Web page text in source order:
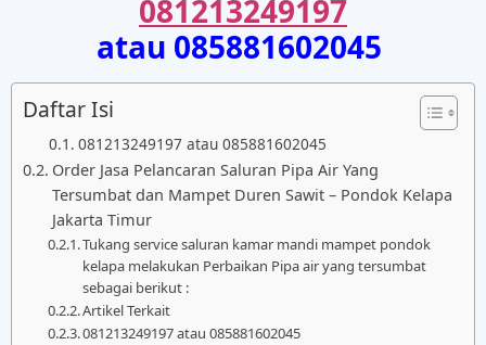
081213249197
atau 085881602045
Daftar Isi
081213249197 atau 085881602045
Order Jasa Pelancaran Saluran Pipa Air Yang
Tersumbat dan Mampet Duren Sawit – Pondok Kelapa
Jakarta Timur
Tukang service saluran kamar mandi mampet pondok
kelapa melakukan Perbaikan Pipa air yang tersumbat
sebagai berikut :
Artikel Terkait
081213249197 atau 085881602045